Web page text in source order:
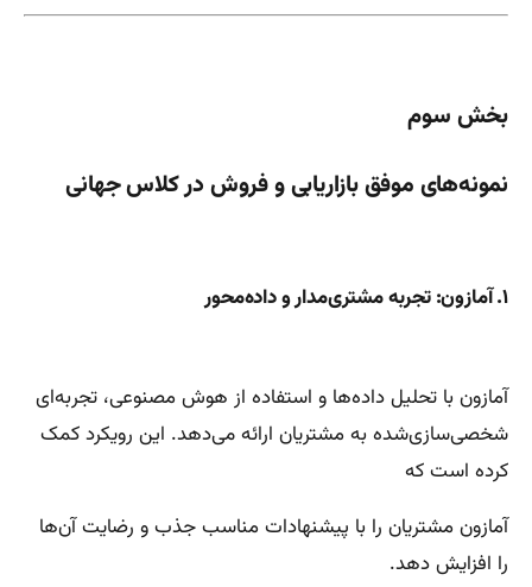
بخش سوم
نمونه‌های موفق بازاریابی و فروش در کلاس جهانی
۱. آمازون: تجربه مشتری‌مدار و داده‌محور
آمازون با تحلیل داده‌ها و استفاده از هوش مصنوعی، تجربه‌ای
شخصی‌سازی‌شده به مشتریان ارائه می‌دهد. این رویکرد کمک
کرده است که
آمازون مشتریان را با پیشنهادات مناسب جذب و رضایت آن‌ها
را افزایش دهد.